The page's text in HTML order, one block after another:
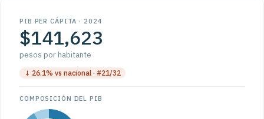
PIB PER CÁPITA · 2024
$141,623
pesos por habitante
↓ 26.1% vs nacional · #21/32
COMPOSICIÓN DEL PIB